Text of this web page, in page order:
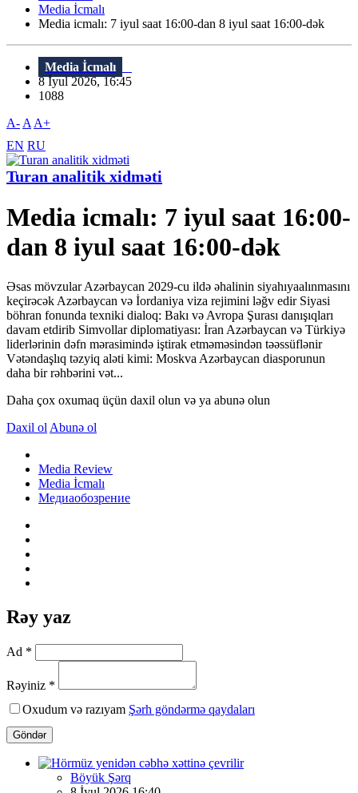
Media İcmalı
Media icmalı: 7 iyul saat 16:00-dan 8 iyul saat 16:00-dək
Media İcmalı
8 İyul 2026, 16:45
1088
A- A A+
EN RU
Turan analitik xidməti
Media icmalı: 7 iyul saat 16:00-
dan 8 iyul saat 16:00-dək
Əsas mövzular Azərbaycan 2029-cu ildə əhalinin siyahıyaalınmasını
keçirəcək Azərbaycan və İordaniya viza rejimini ləğv edir Siyasi
böhran fonunda texniki dialoq: Bakı və Avropa Şurası danışıqları
davam etdirib Simvollar diplomatiyası: İran Azərbaycan və Türkiyə
liderlərinin dəfn mərasimində iştirak etməməsindən təəssüflənir
Vətəndaşlıq təzyiq aləti kimi: Moskva Azərbaycan diasporunun
daha bir rəhbərini vət...
Daha çox oxumaq üçün daxil olun və ya abunə olun
Daxil ol Abunə ol
Media Review
Media İcmalı
Медиаобозрение
Rəy yaz
Ad *
Rəyiniz *
Oxudum və razıyam Şərh göndərmə qaydaları
Göndər
Böyük Şərq